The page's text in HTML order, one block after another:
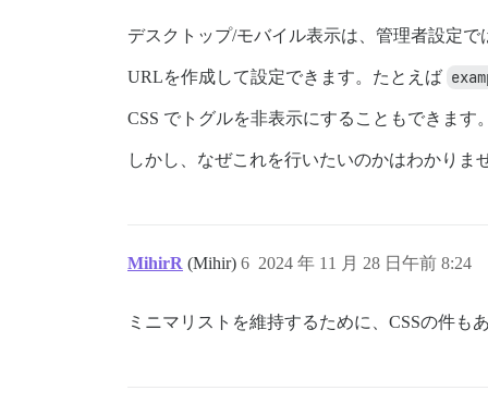
デスクトップ/モバイル表示は、管理者設定
URLを作成して設定できます。たとえば
CSS でトグルを非表示にすることもできます
しかし、なぜこれを行いたいのかはわかりま
MihirR (Mihir) 2024 年 11 月 28 日午前 8:24
6
ミニマリストを維持するために、CSSの件